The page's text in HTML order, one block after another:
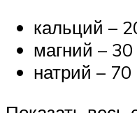
кальций –
магний – 30
натрий – 70